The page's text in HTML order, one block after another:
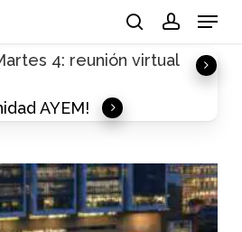
Menu
4: reunión virtual
AYEM!